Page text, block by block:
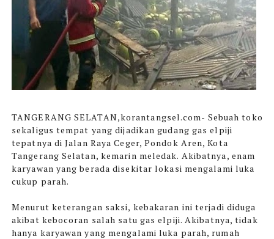
TANGERANG SELATAN,korantangsel.com- Sebuah toko
sekaligus tempat yang dijadikan gudang gas elpiji
tepatnya di Jalan Raya Ceger, Pondok Aren, Kota
Tangerang Selatan, kemarin meledak. Akibatnya, enam
karyawan yang berada disekitar lokasi mengalami luka
cukup parah.
Menurut keterangan saksi, kebakaran ini terjadi diduga
akibat kebocoran salah satu gas elpiji. Akibatnya, tidak
hanya karyawan yang mengalami luka parah, rumah